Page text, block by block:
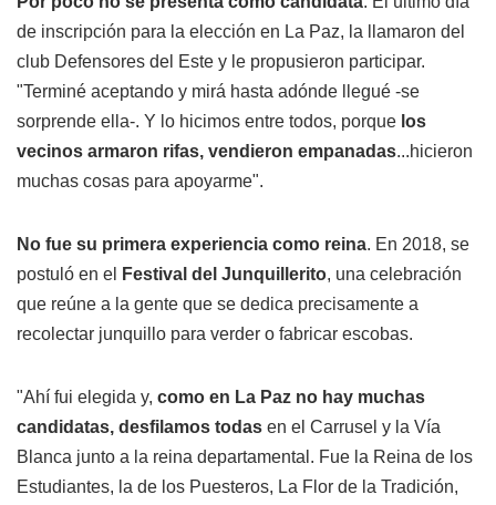
de inscripción para la elección en La Paz, la llamaron del
club Defensores del Este y le propusieron participar.
"Terminé aceptando y mirá hasta adónde llegué -se
sorprende ella-. Y lo hicimos entre todos, porque los
vecinos armaron rifas, vendieron empanadas...hicieron
muchas cosas para apoyarme".
No fue su primera experiencia como reina. En 2018, se
postuló en el
Festival del Junquillerito, una celebración
que reúne a la gente que se dedica precisamente a
recolectar junquillo para verder o fabricar escobas.
"Ahí fui elegida y, como en La Paz no hay muchas
candidatas, desfilamos todas en el Carrusel y la Vía
Blanca junto a la reina departamental. Fue la Reina de los
Estudiantes, la de los Puesteros, La Flor de la Tradición,